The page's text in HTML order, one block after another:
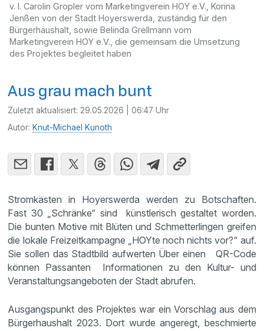
v. l. Carolin Gropler vom Marketingverein HOY e.V., Korina
Jenßen von der Stadt Hoyerswerda, zuständig für den
Bürgerhaushalt, sowie Belinda Grellmann vom
Marketingverein HOY e.V., die gemeinsam die Umsetzung
des Projektes begleitet haben
Aus grau mach bunt
Zuletzt aktualisiert: 29.05.2026 | 06:47 Uhr
Autor: Knut-Michael Kunoth
Stromkästen in Hoyerswerda werden zu Botschaften.
Fast 30 „Schränke“ sind künstlerisch gestaltet worden.
Die bunten Motive mit Blüten und Schmetterlingen greifen
die lokale Freizeitkampagne „HOYte noch nichts vor?“ auf.
Sie sollen das Stadtbild aufwerten Über einen QR-Code
können Passanten Informationen zu den Kultur- und
Veranstaltungsangeboten der Stadt abrufen.
Ausgangspunkt des Projektes war ein Vorschlag aus dem
Bürgerhaushalt 2023. Dort wurde angeregt, beschmierte